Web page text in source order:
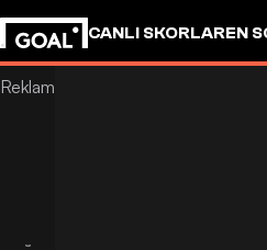
CANLI SKORLAREN